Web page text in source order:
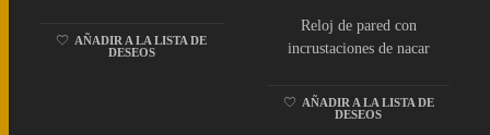
AÑADIR A LA LISTA DE
DESEOS
Reloj de pared con
incrustaciones de nacar
AÑADIR A LA LISTA DE
DESEOS